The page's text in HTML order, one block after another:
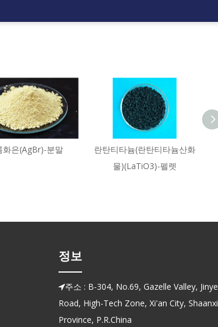
화은(AgBr)-분말
란탄티타늄(란탄티타늄산화
물)(LaTiO3)-펠렛
정보
주소 : B-304, No.69, Gazelle Valley, Jinye
Road, High-Tech Zone, Xi'an City, Shaanxi
Province, P.R.China